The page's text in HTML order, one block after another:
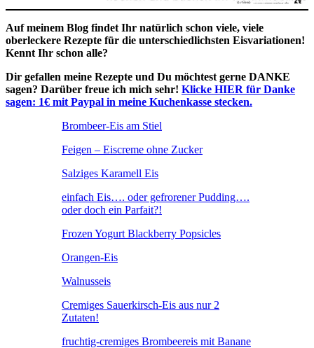
Auf meinem Blog findet Ihr natürlich schon viele, viele
oberleckere Rezepte für die unterschiedlichsten Eisvariationen!
Kennt Ihr schon alle?
Dir gefallen meine Rezepte und Du möchtest gerne DANKE
sagen? Darüber freue ich mich sehr! Klicke HIER für Danke
sagen: 1€ mit Paypal in meine Kuchenkasse stecken.
Brombeer-Eis am Stiel
Feigen – Eiscreme ohne Zucker
Salziges Karamell Eis
einfach Eis…. oder gefrorener Pudding….
oder doch ein Parfait?!
Frozen Yogurt Blackberry Popsicles
Orangen-Eis
Walnusseis
Cremiges Sauerkirsch-Eis aus nur 2
Zutaten!
fruchtig-cremiges Brombeereis mit Banane